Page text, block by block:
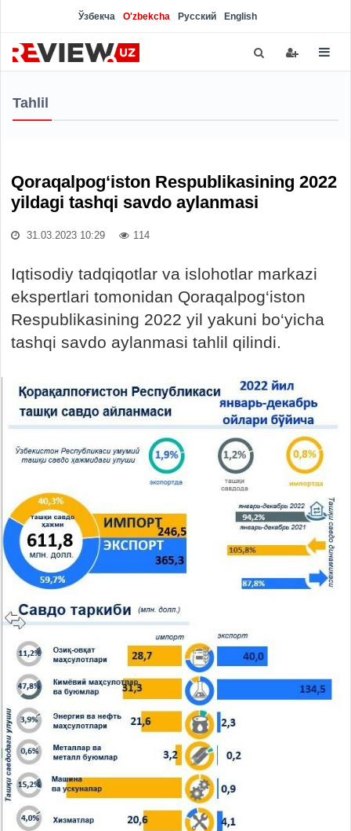
Ўзбекча O'zbekcha Русский English
Tahlil
Qoraqalpog‘iston Respublikasining 2022
yildagi tashqi savdo aylanmasi
31.03.2023 10:29 114
Iqtisodiy tadqiqotlar va islohotlar markazi
ekspertlari tomonidan Qoraqalpog‘iston
Respublikasining 2022 yil yakuni bo‘yicha
tashqi savdo aylanmasi tahlil qilindi.